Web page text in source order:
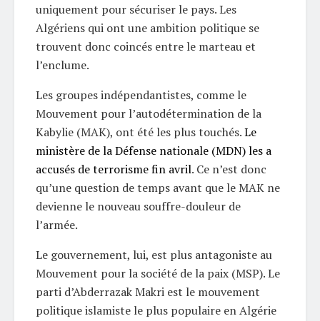
uniquement pour sécuriser le pays. Les
Algériens qui ont une ambition politique se
trouvent donc coincés entre le marteau et
l’enclume.
Les groupes indépendantistes, comme le
Mouvement pour l’autodétermination de la
Kabylie (MAK), ont été les plus touchés.Le
ministère de la Défense nationale (MDN) les a
accusés de terrorisme fin avril. Ce n’est donc
qu’une question de temps avant que le MAK ne
devienne le nouveau souffre-douleur de
l’armée.
Le gouvernement, lui, est plus antagoniste au
Mouvement pour la société de la paix (MSP). Le
parti d’Abderrazak Makri est le mouvement
politique islamiste le plus populaire en Algérie